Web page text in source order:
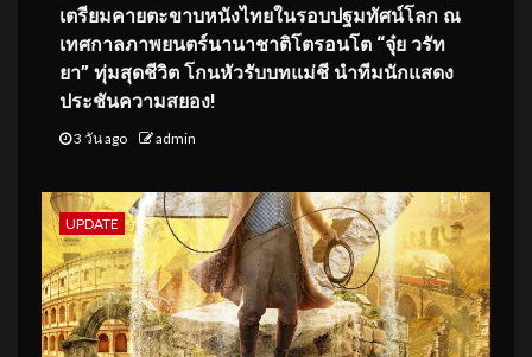
เตรียมคายตะขาบหนังไทยในรอบปฐมทัศน์โลก ณ
เทศกาลภาพยนตร์นานาชาติโตรอนโต “จุ๋ย วรัท
ยา” ทุ่มสุดชีวิต โกนหัวรับบทแม่ชี นำทีมนักแสดง
ประชันความสยอง!
3 วัน ago admin
UPDATE